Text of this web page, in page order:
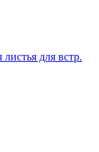
для встр.